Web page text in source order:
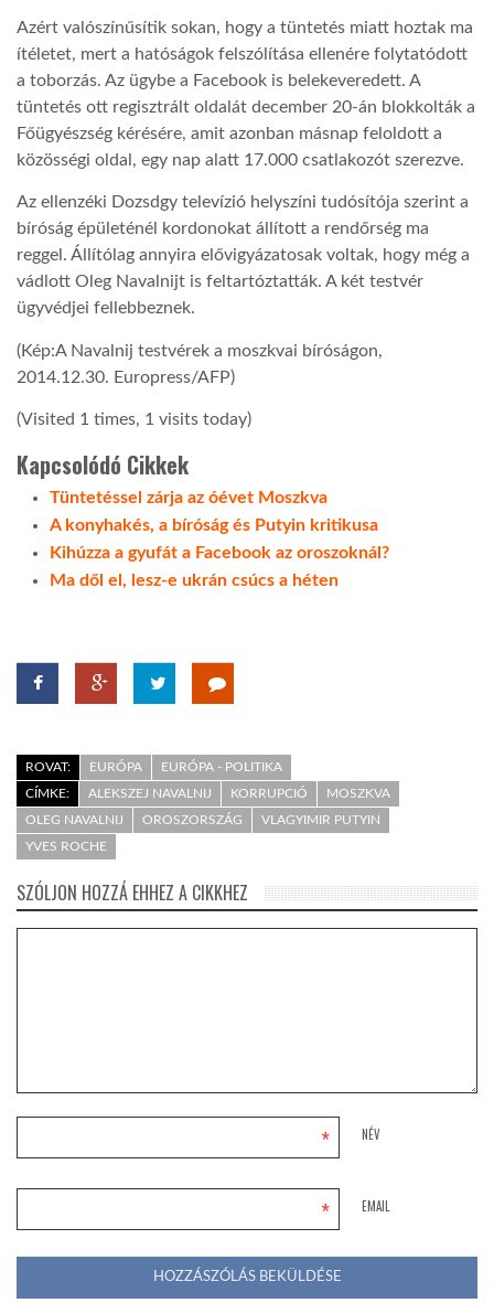
Azért valószínűsítik sokan, hogy a tüntetés miatt hoztak ma
ítéletet, mert a hatóságok felszólítása ellenére folytatódott
a toborzás. Az ügybe a Facebook is belekeveredett. A
tüntetés ott regisztrált oldalát december 20-án blokkolták a
Főügyészség kérésére, amit azonban másnap feloldott a
közösségi oldal, egy nap alatt 17.000 csatlakozót szerezve.
Az ellenzéki Dozsdgy televízió helyszíni tudósítója szerint a
bíróság épületénél kordonokat állított a rendőrség ma
reggel. Állítólag annyira elővigyázatosak voltak, hogy még a
vádlott Oleg Navalnijt is feltartóztatták. A két testvér
ügyvédjei fellebbeznek.
(Kép:A Navalnij testvérek a moszkvai bíróságon,
2014.12.30. Europress/AFP)
(Visited 1 times, 1 visits today)
Kapcsolódó Cikkek
Tüntetéssel zárja az óévet Moszkva
A konyhakés, a bíróság és Putyin kritikusa
Kihúzza a gyufát a Facebook az oroszoknál?
Ma dől el, lesz-e ukrán csúcs a héten
ROVAT: EURÓPA
EURÓPA - POLITIKA
CÍMKE:
ALEKSZEJ NAVALNIJ KORRUPCIÓ
MOSZKVA
OLEG NAVALNIJ
OROSZORSZÁG
VLAGYIMIR PUTYIN
YVES ROCHE
SZÓLJON HOZZÁ EHHEZ A CIKKHEZ
NÉV
*
EMAIL
*